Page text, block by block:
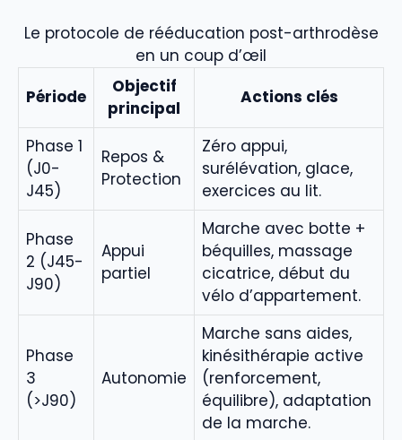
Le protocole de rééducation post-arthrodèse
en un coup d’œil
Période
Objectif
principal
Actions clés
Phase 1
(J0-
J45)
Repos &
Protection
Zéro appui,
surélévation, glace,
exercices au lit.
Phase
2 (J45-
J90)
Appui
partiel
Marche avec botte +
béquilles, massage
cicatrice, début du
vélo d’appartement.
Phase
3
(>J90)
Autonomie
Marche sans aides,
kinésithérapie active
(renforcement,
équilibre), adaptation
de la marche.